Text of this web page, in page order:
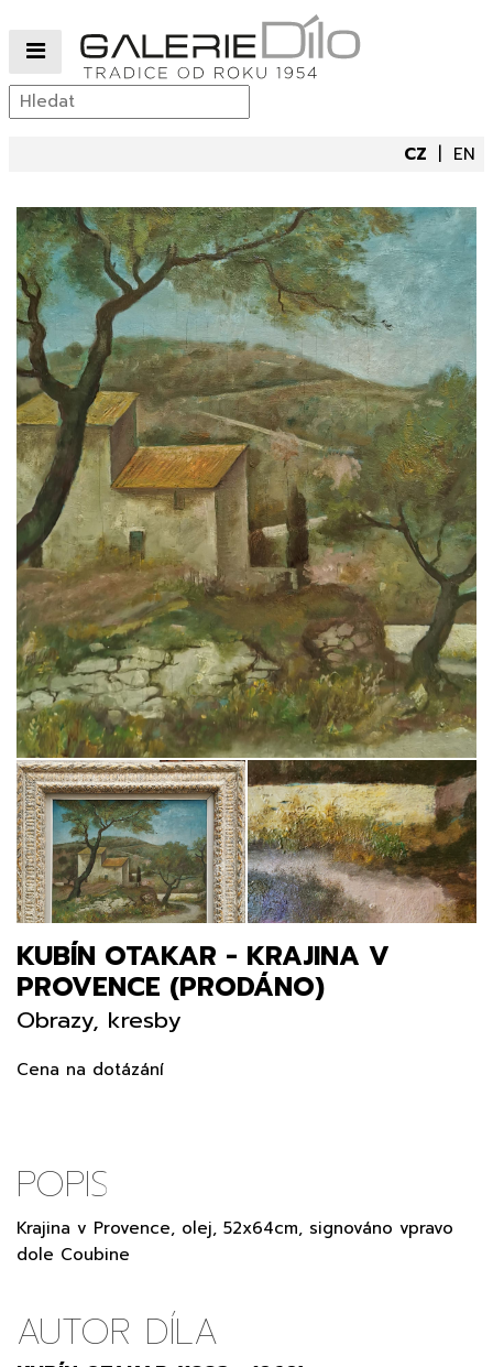
CZ EN
KUBÍN OTAKAR - KRAJINA V
PROVENCE (PRODÁNO)
Obrazy, kresby
Cena na dotázání
POPIS
Krajina v Provence, olej, 52x64cm, signováno vpravo
dole Coubine
AUTOR DÍLA